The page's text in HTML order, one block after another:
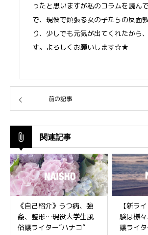
ったと思いますが私のコラムを読ん
で、現役で頑張る女の子たちの反面
り、少しでも元気が出てくれたから
す。よろしくお願いします☆★
前の記事
関連記事
《自己紹介》うつ病、強
姦、整形…現役大学生風
俗嬢ライター”ハナコ”
【新ラ
験は様
嬢ライタ